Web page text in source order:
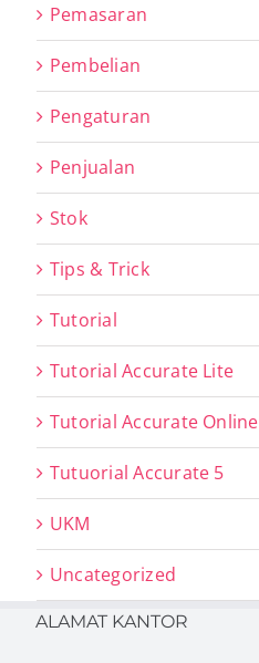
Pemasaran
Pembelian
Pengaturan
Penjualan
Stok
Tips & Trick
Tutorial
Tutorial Accurate Lite
Tutorial Accurate Online
Tutuorial Accurate 5
UKM
Uncategorized
ALAMAT KANTOR